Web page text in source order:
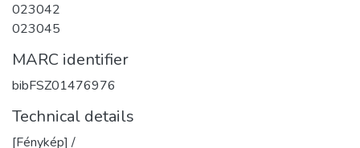
023042
023045
MARC identifier
bibFSZ01476976
Technical details
[Fénykép] /